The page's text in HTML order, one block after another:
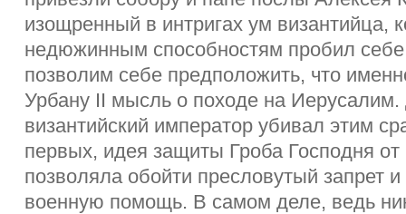
изощренный в интригах ум византийца,
недюжинным способностям пробил себе
позволим себе предположить, что
Урбану II мысль о походе на Иерусалим.
византийский император убивал этим
первых, идея защиты Гроба Господня
позволяла обойти пресловутый запрет
военную помощь. В самом деле, ведь